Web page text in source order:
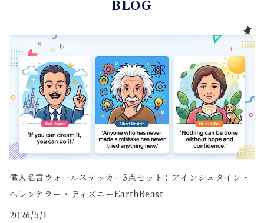
BLOG
偉人名言ウォールステッカー3点セット：アインシュタイン・
ヘレンケラー・ディズニーEarthBeast
2026/5/1